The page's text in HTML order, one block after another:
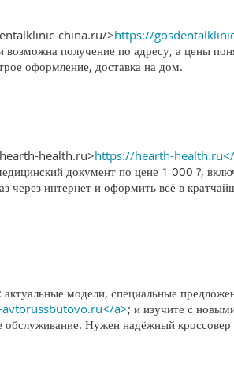
china.ru/>https://
получение по адресу, а цены
оформление, доставка на дом.
hearth-health.ru>https://hearth-
документ по цене 1 000 ?,
интернет и оформить всё в
модели, специальные
a>; и изучите с
обслуживание. Нужен надёжный